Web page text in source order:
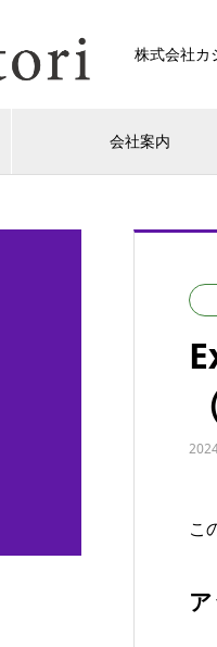
株式会社カ
会社案内
こ